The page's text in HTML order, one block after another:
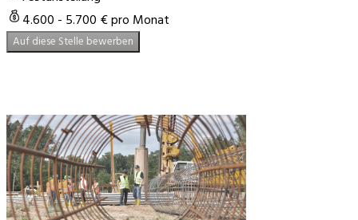
4.600 - 5.700 € pro Monat
Auf diese Stelle bewerben